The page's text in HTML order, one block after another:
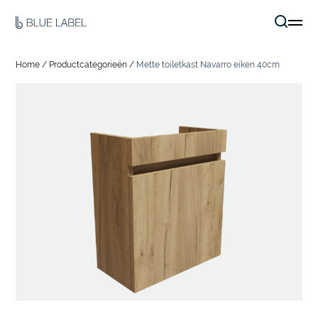
Home / Productcategorieën / Mette toiletkast Navarro eiken 40cm